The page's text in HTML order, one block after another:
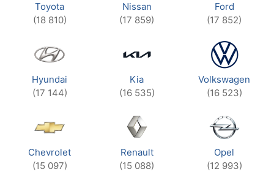
Toyota
(18 810)
Nissan
(17 859)
Ford
(17 852)
Hyundai
(17 144)
Kia
(16 535)
Volkswagen
(16 523)
Chevrolet
(15 097)
Renault
(15 088)
Opel
(12 993)